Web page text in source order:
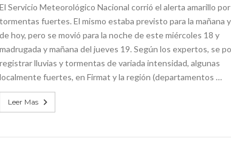
El Servicio Meteorológico Nacional corrió el alerta amarillo por
tormentas fuertes. El mismo estaba previsto para la mañana
de hoy, pero se movió para la noche de este miércoles 18 y
madrugada y mañana del jueves 19. Según los expertos, se
registrar lluvias y tormentas de variada intensidad, algunas
localmente fuertes, en Firmat y la región (departamentos …
Leer Mas